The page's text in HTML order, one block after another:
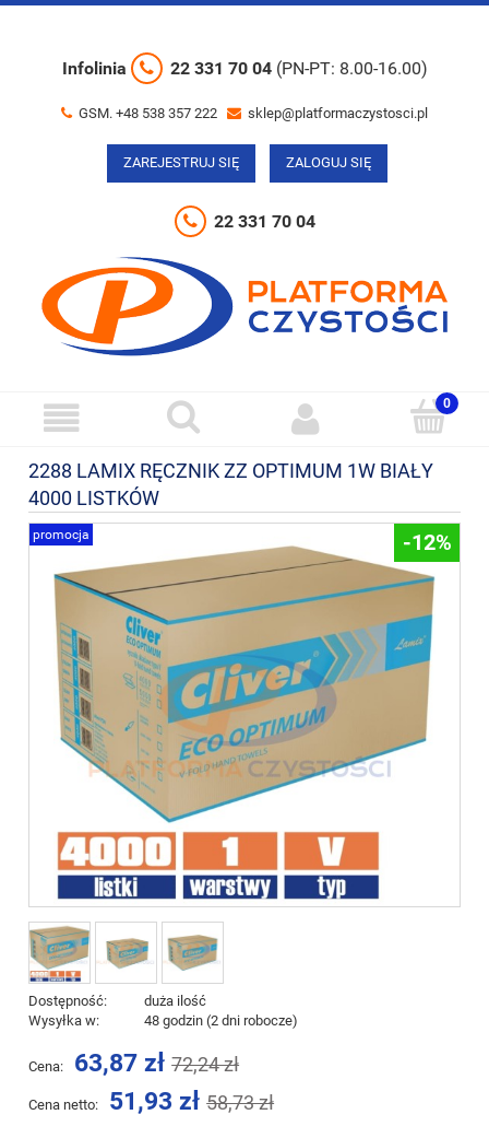
Infolinia 22 331 70 04 (PN-PT: 8.00-16.00)
GSM. +48 538 357 222 sklep@platformaczystosci.pl
ZAREJESTRUJ SIĘ ZALOGUJ SIĘ
22 331 70 04
2288 LAMIX RĘCZNIK ZZ OPTIMUM 1W BIAŁY
4000 LISTKÓW
promocja -12%
Dostępność:
duża ilość
Wysyłka w:
48 godzin (2 dni robocze)
Cena: 63,87 zł 72,24 zł
Cena netto: 51,93 zł 58,73 zł